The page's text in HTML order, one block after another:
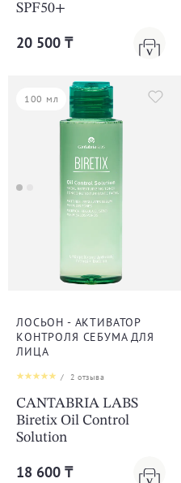
SPF50+
20 500 ₸
100 мл
ЛОСЬОН - АКТИВАТОР
КОНТРОЛЯ СЕБУМА ДЛЯ
ЛИЦА
/ 2 отзыва
CANTABRIA LABS
Biretix Oil Control
Solution
18 600 ₸